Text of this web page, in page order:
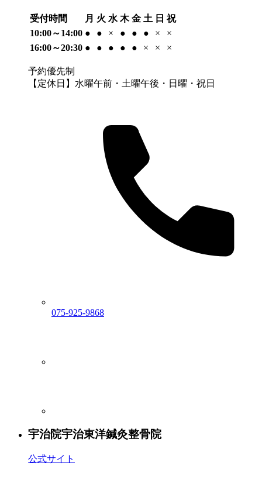
受付時間 月 火 水 木 金 土 日 祝
10:00～14:00 ● ● × ● ● ● ×
×
16:00～20:30 ● ● ● ● ● × × ×
予約優先制
【定休日】水曜午前・土曜午後・日曜・祝日
075-925-9868
宇治院宇治東洋鍼灸整骨院
公式サイト